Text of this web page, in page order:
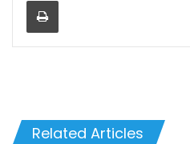
Related Articles